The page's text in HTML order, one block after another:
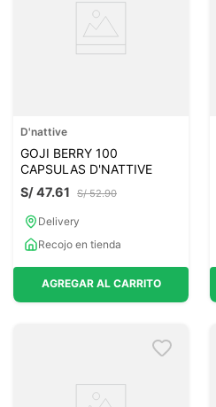
D'nattive
GOJI BERRY 100
CAPSULAS D'NATTIVE
S/ 52.90
S/47.61
Delivery
Recojo en tienda
AGREGAR AL CARRITO